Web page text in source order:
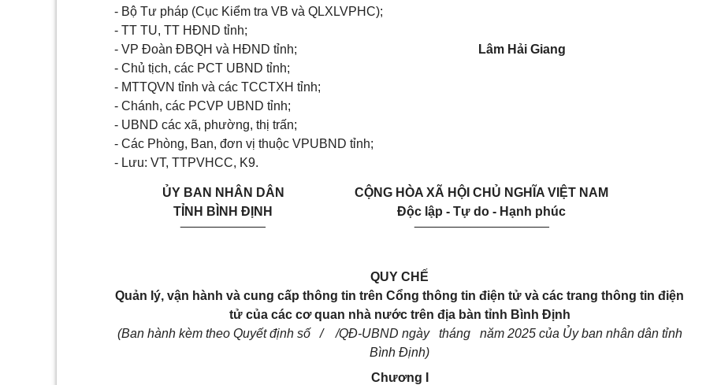
- Bộ Tư pháp (Cục Kiểm tra VB và QLXLVPHC);
- TT TU, TT HĐND tỉnh;
- VP Đoàn ĐBQH và HĐND tỉnh;
- Chủ tịch, các PCT UBND tỉnh;
- MTTQVN tỉnh và các TCCTXH tỉnh;
- Chánh, các PCVP UBND tỉnh;
- UBND các xã, phường, thị trấn;
- Các Phòng, Ban, đơn vị thuộc VPUBND tỉnh;
- Lưu: VT, TTPVHCC, K9.
Lâm Hải Giang
ỦY BAN NHÂN DÂN
TỈNH BÌNH ĐỊNH
____________
CỘNG HÒA XÃ HỘI CHỦ NGHĨA VIỆT NAM
Độc lập - Tự do - Hạnh phúc
___________________
QUY CHẾ
Quản lý, vận hành và cung cấp thông tin trên Cổng thông tin điện tử và các trang thông tin điện
tử của các cơ quan nhà nước trên địa bàn tỉnh Bình Định
(Ban hành kèm theo Quyết định số / /QĐ-UBND ngày tháng năm 2025 của Ủy ban nhân dân tỉnh
Bình Định)
Chương I